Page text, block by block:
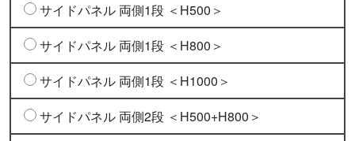
サイドパネル 両側1段 ＜H500＞
サイドパネル 両側1段 ＜H800＞
サイドパネル 両側1段 ＜H1000＞
サイドパネル 両側2段 ＜H500+H800＞